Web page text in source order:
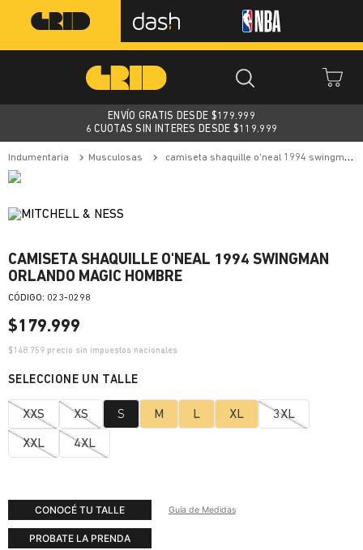
ENVÍO GRATIS DESDE $179.999
6 CUOTAS SIN INTERES DESDE $119.999
indumentaria musculosas camiseta shaquille o'neal 1994 swingman orlando magic hombre
CAMISETA SHAQUILLE O'NEAL 1994 SWINGMAN
ORLANDO MAGIC HOMBRE
: 023-0298
$179.999
$148.759 precio sin impuestos nacionales
XXS XS S M L XL 3XL
XXL 4XL
CONOCÉ TU TALLE Guía de Medidas
PROBATE LA PRENDA